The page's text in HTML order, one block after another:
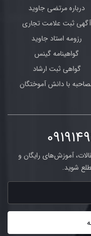
درباره مرتضی جاوید
آگهی ثبت علامت تجاری
رزومه استاد جاوید
گواهینامه گینس
گواهی ثبت ارشاد
با دانش آموختگان
آموزش‌های رایگان و
شوید.